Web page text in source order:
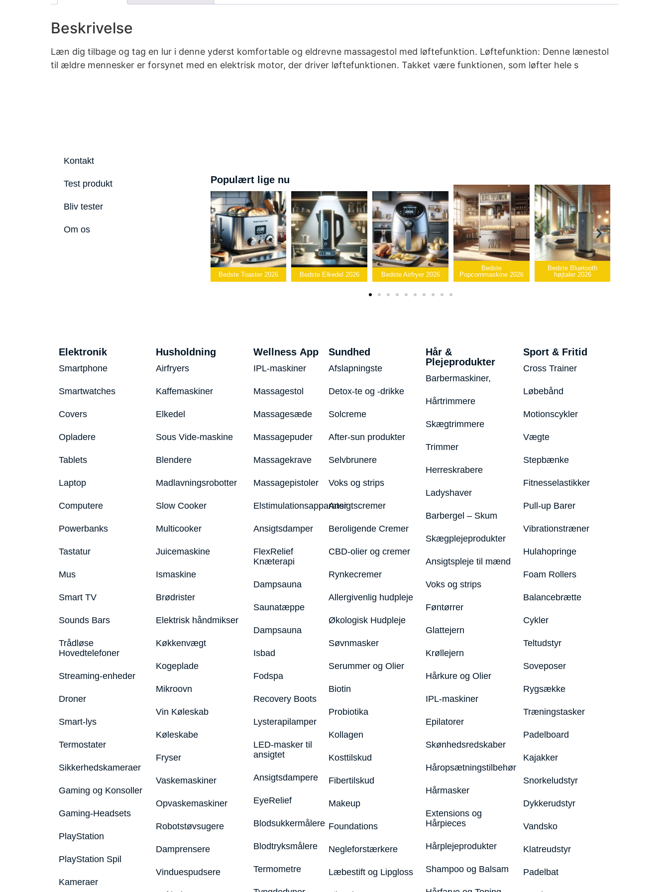
Beskrivelse
Læn dig tilbage og tag en lur i denne yderst komfortable og eldrevne massagestol med løftefunktion. Løftefunktion: Denne lænestol
til ældre mennesker er forsynet med en elektrisk motor, der driver løftefunktionen. Takket være funktionen, som løfter hele s
Kontakt
Test produkt
Bliv tester
Om os
Populært lige nu
Bedste Elkedel 2026 Bedste Airfryer 2026
Bedste
Popcornmaskine 2026
Bedste Bluetooth
højtaler 2026
Bedste infrarøde
varmepude 2026
Elektronik
Smartphone
Smartwatches
Covers
Opladere
Tablets
Laptop
Computere
Powerbanks
Tastatur
Mus
Smart TV
Sounds Bars
Trådløse
Hovedtelefoner
Streaming-enheder
Droner
Smart-lys
Termostater
Sikkerhedskameraer
Gaming og Konsoller
Gaming-Headsets
PlayStation
PlayStation Spil
Kameraer
Husholdning
Airfryers
Kaffemaskiner
Elkedel
Sous Vide-maskine
Blendere
Madlavningsrobotter
Slow Cooker
Multicooker
Juicemaskine
Ismaskine
Brødrister
Elektrisk håndmikser
Køkkenvægt
Kogeplade
Mikroovn
Vin Køleskab
Køleskabe
Fryser
Vaskemaskiner
Opvaskemaskiner
Robotstøvsugere
Damprensere
Vinduespudsere
Wellness App
IPL-maskiner
Massagestol
Massagesæde
Massagepuder
Massagekrave
Massagepistoler
Elstimulationsapparater
Ansigtsdamper
FlexRelief
Knæterapi
Dampsauna
Saunatæppe
Dampsauna
Isbad
Fodspa
Recovery Boots
Lysterapilamper
LED-masker til
ansigtet
Ansigtsdampere
EyeRelief
Blodsukkermålere
Blodtryksmålere
Termometre
Sundhed
Afslapningste
Detox-te og -drikke
Solcreme
After-sun produkter
Selvbrunere
Voks og strips
Ansigtscremer
Beroligende Cremer
CBD-olier og cremer
Rynkecremer
Allergivenlig hudpleje
Økologisk Hudpleje
Søvnmasker
Serummer og Olier
Biotin
Probiotika
Kollagen
Kosttilskud
Fibertilskud
Makeup
Foundations
Negleforstærkere
Læbestift og Lipgloss
Hår &
Plejeprodukter
Barbermaskiner,
Hårtrimmere
Skægtrimmere
Trimmer
Herreskrabere
Ladyshaver
Barbergel – Skum
Skægplejeprodukter
Ansigtspleje til mænd
Voks og strips
Føntørrer
Glattejern
Krøllejern
Hårkure og Olier
IPL-maskiner
Epilatorer
Skønhedsredskaber
Håropsætningstilbehør
Hårmasker
Extensions og
Hårpieces
Hårplejeprodukter
Shampoo og Balsam
Sport & Fritid
Cross Trainer
Løbebånd
Motionscykler
Vægte
Stepbænke
Fitnesselastikker
Pull-up Barer
Vibrationstræner
Hulahopringe
Foam Rollers
Balancebrætte
Cykler
Teltudstyr
Soveposer
Rygsække
Træningstasker
Padelboard
Kajakker
Snorkeludstyr
Dykkerudstyr
Vandsko
Klatreudstyr
Padelbat